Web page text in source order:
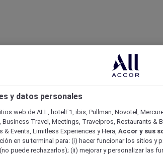
y datos personales
web de ALL, hotelF1, ibis, Pullman, Novotel,
Business Travel, Meetings, Travelpros, Restaurants &
& Events, Limitless Experiences y Hera, Accor y sus
en su terminal para: (i) hacer funcionar los sitios y
puede rechazarlos); (ii) mejorar y personalizar las